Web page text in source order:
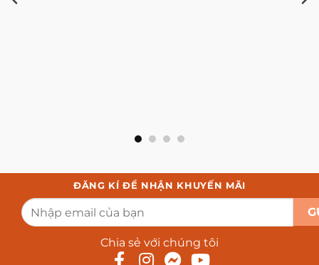
ĐĂNG KÍ ĐỂ NHẬN KHUYẾN MÃI
Chia sẻ với chúng tôi